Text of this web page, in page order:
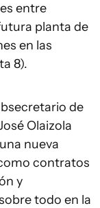
entre
planta de
en las
8).
de
Olaizola
nueva
contratos
y
todo en la